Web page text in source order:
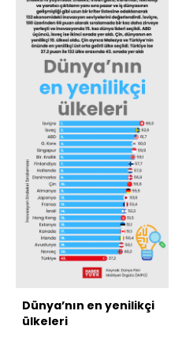
Dünya’nın en yenilikçi
ülkeleri